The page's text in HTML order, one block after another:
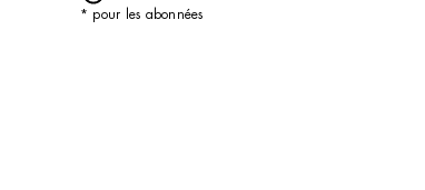
* pour les abonnées